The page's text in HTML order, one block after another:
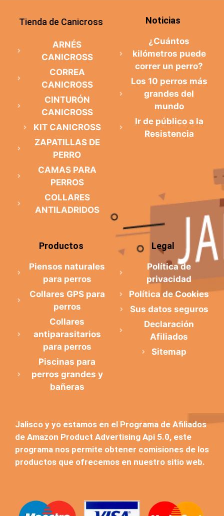
Tienda de Canicross
ARNÉS
CANICROSS
CORREA
CANICROSS
CINTURÓN
CANICROSS
KIT CANICROSS
ZAPATILLAS DE
PERRO
CAMAS PARA
PERROS
COLLARES
ANTILADRIDOS
Noticias
¿Cuántos
kilómetros puede
correr un perro?
Los 10 perros más
grandes del
mundo
Ir de público a la
Resistencia
Productos
Piensos naturales
para perros
Collares GPS para
perros
Collares
antiparasitarios
para perros
Piscinas para
perros grandes y
bañeras
Legal
Política de
privacidad
Política de Cookies
Sus datos seguros
Declaración
Afiliados
Sitemap
Jalisco y yo estamos en el Programa de Afiliados
de Amazon Product Advertising Api 5.0, este
programa nos permite obtener comisiones de los
productos que ofrecemos en nuestro sitio web.